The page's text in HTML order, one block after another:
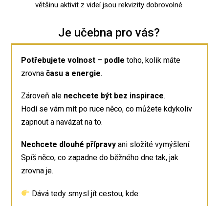
většinu aktivit z videí jsou rekvizity dobrovolné.
Je učebna pro vás?
Potřebujete volnost – podle toho, kolik máte
zrovna času a energie.
Zároveň ale nechcete být bez inspirace.
Hodí se vám mít po ruce něco, co můžete kdykoliv
zapnout a navázat na to.
Nechcete dlouhé přípravy ani složité vymýšlení.
Spíš něco, co zapadne do běžného dne tak, jak
zrovna je.
Dává tedy smysl jít cestou, kde: